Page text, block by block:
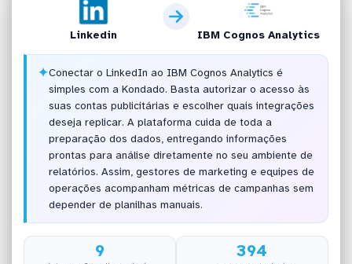
Linkedin IBM Cognos Analytics
✦Conectar o LinkedIn ao IBM Cognos Analytics é
simples com a Kondado. Basta autorizar o acesso às
suas contas publicitárias e escolher quais integrações
deseja replicar. A plataforma cuida de toda a
preparação dos dados, entregando informações
prontas para análise diretamente no seu ambiente de
relatórios. Assim, gestores de marketing e equipes de
operações acompanham métricas de campanhas sem
depender de planilhas manuais.
9 394